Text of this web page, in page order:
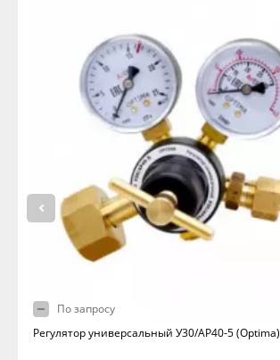
По запросу
Регулятор универсальный У30/АР40-5 (Optima)